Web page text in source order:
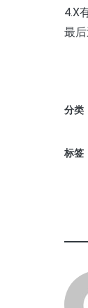
4.X
最
分类
标签